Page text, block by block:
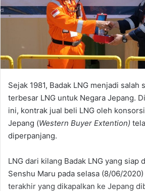
Sejak 1981, Badak LNG menjadi salah
terbesar LNG untuk Negara Jepang.
ini, kontrak jual beli LNG oleh
Jepang (Western Buyer Extention)
diperpanjang.
LNG dari kilang Badak LNG yang siap
Senshu Maru pada selasa (8/06/
terakhir yang dikapalkan ke Jepang